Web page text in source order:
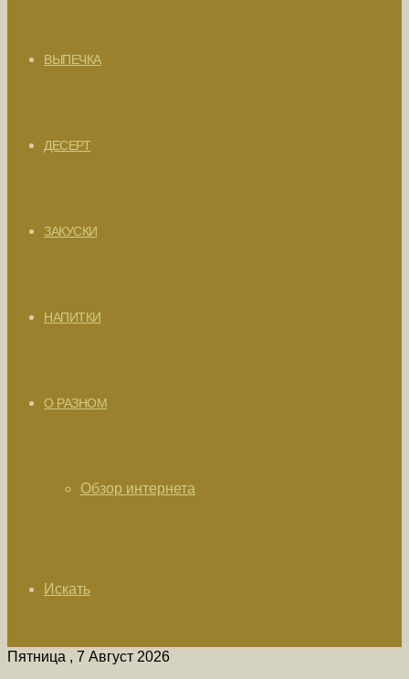
ВЫПЕЧКА
ДЕСЕРТ
ЗАКУСКИ
НАПИТКИ
О РАЗНОМ
Обзор интернета
Искать
Пятница , 7 Август 2026